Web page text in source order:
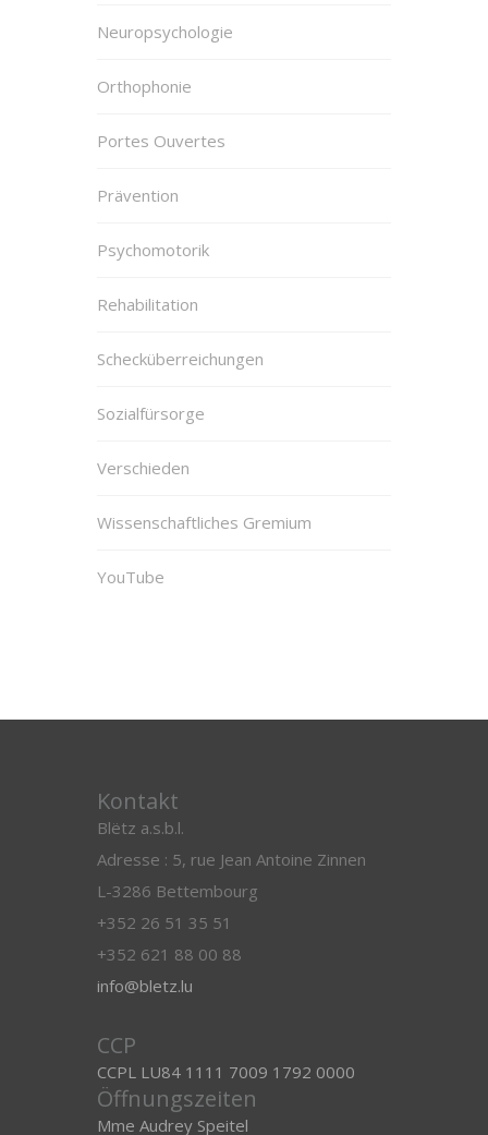
Neuropsychologie
Orthophonie
Portes Ouvertes
Prävention
Psychomotorik
Rehabilitation
Schecküberreichungen
Sozialfürsorge
Verschieden
Wissenschaftliches Gremium
YouTube
Kontakt
Blëtz a.s.b.l.
Adresse : 5, rue Jean Antoine Zinnen
L-3286 Bettembourg
+352 26 51 35 51
+352 621 88 00 88
info@bletz.lu
CCP
CCPL LU84 1111 7009 1792 0000
Öffnungszeiten
Mme Audrey Speitel